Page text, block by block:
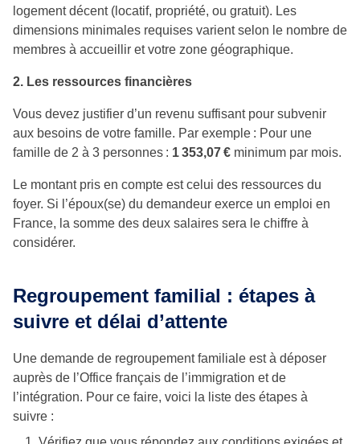
logement décent (locatif, propriété, ou gratuit). Les
dimensions minimales requises varient selon le nombre de
membres à accueillir et votre zone géographique.
2. Les ressources financières
Vous devez justifier d’un revenu suffisant pour subvenir
aux besoins de votre famille. Par exemple : Pour une
famille de 2 à 3 personnes : 1 353,07 € minimum par mois.
Le montant pris en compte est celui des ressources du
foyer. Si l’époux(se) du demandeur exerce un emploi en
France, la somme des deux salaires sera le chiffre à
considérer.
Regroupement familial : étapes à
suivre et délai d’attente
Une demande de regroupement familiale est à déposer
auprès de l’Office français de l’immigration et de
l’intégration. Pour ce faire, voici la liste des étapes à
suivre :